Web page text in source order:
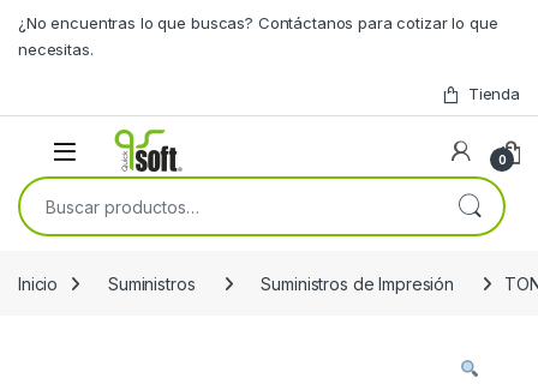
¿No encuentras lo que buscas? Contáctanos para cotizar lo que
necesitas.
Tienda
0
Buscar por:
Inicio Suministros Suministros de Impresión